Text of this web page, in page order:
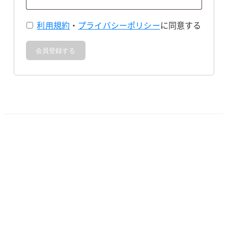
利用規約 ・ プライバシーポリシーに同意する
会員登録する